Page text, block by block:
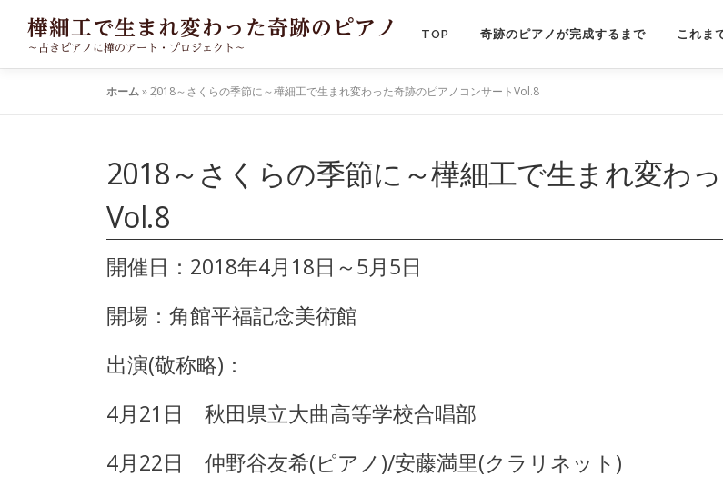
ン
樺細工で生まれ変わった奇跡のピアノ
～古きピアノに樺のアート・プロジェクト～
TOP 奇跡のピアノが完成するまで これま
ホーム»2018～さくらの季節に～樺細工で生まれ変わった奇跡のピアノコンサートVol.8
2018～さくらの季節に～樺細工で生まれ変わ
Vol.8
開催日：2018年4月18日～5月5日
開場：角館平福記念美術館
出演(敬称略)：
4月21日 秋田県立大曲高等学校合唱部
4月22日 仲野谷友希(ピアノ)/安藤満里(クラリネット)